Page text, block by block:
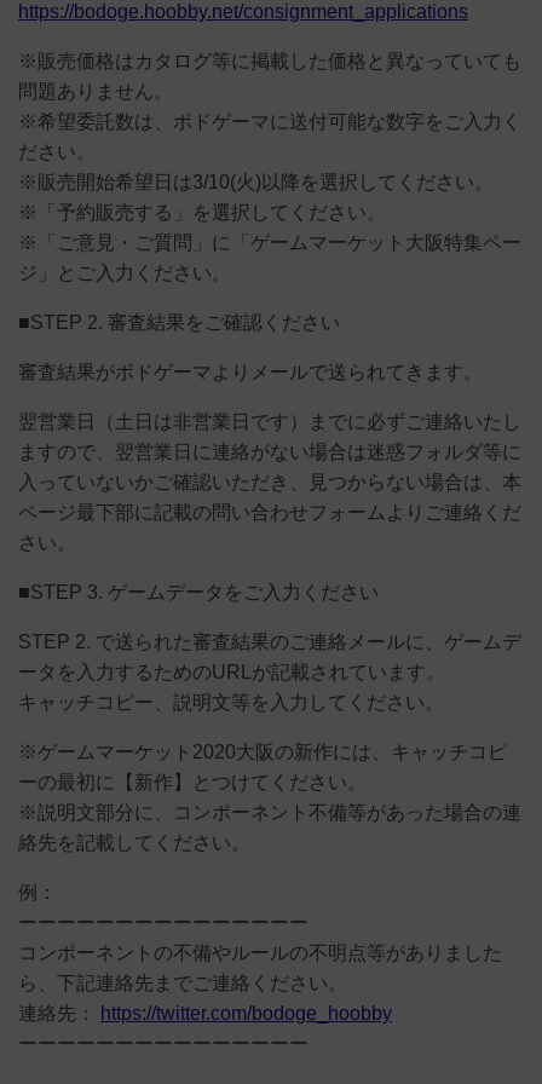
https://bodoge.hoobby.net/consignment_applications
※販売価格はカタログ等に掲載した価格と異なっていても
問題ありません。
※希望委託数は、ボドゲーマに送付可能な数字をご入力く
ださい。
※販売開始希望日は3/10(火)以降を選択してください。
※「予約販売する」を選択してください。
※「ご意見・ご質問」に「ゲームマーケット大阪特集ペー
ジ」とご入力ください。
■STEP 2. 審査結果をご確認ください
審査結果がボドゲーマよりメールで送られてきます。
翌営業日（土日は非営業日です）までに必ずご連絡いたし
ますので、翌営業日に連絡がない場合は迷惑フォルダ等に
入っていないかご確認いただき、見つからない場合は、本
ページ最下部に記載の問い合わせフォームよりご連絡くだ
さい。
■STEP 3. ゲームデータをご入力ください
STEP 2. で送られた審査結果のご連絡メールに、ゲームデ
ータを入力するためのURLが記載されています。
キャッチコピー、説明文等を入力してください。
※ゲームマーケット2020大阪の新作には、キャッチコピ
ーの最初に【新作】とつけてください。
※説明文部分に、コンポーネント不備等があった場合の連
絡先を記載してください。
例：
ーーーーーーーーーーーーーーー
コンポーネントの不備やルールの不明点等がありました
ら、下記連絡先までご連絡ください。
連絡先：
https://twitter.com/bodoge_hoobby
ーーーーーーーーーーーーーーー